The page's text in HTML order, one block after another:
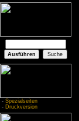
- Spezialseiten
- Druckversion